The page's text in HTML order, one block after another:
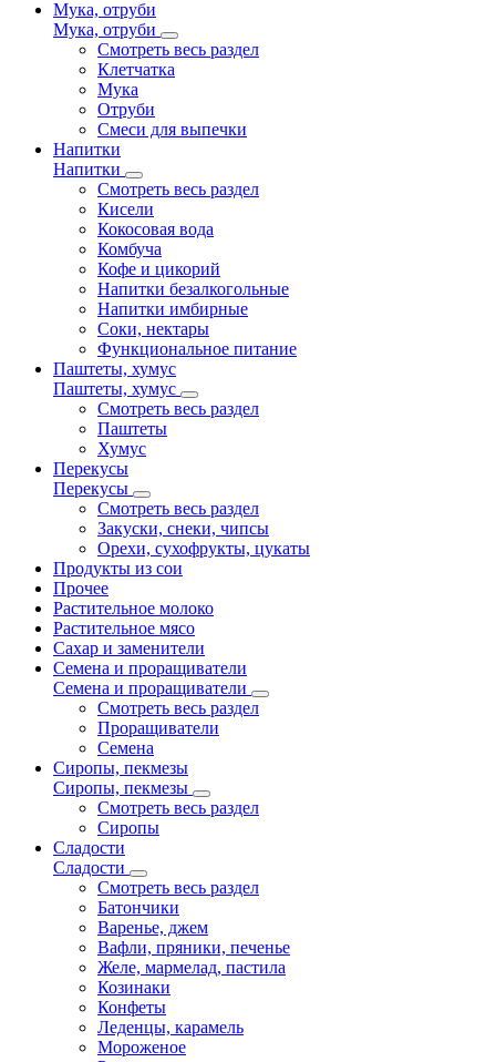
Мука, отруби
Мука, отруби
Смотреть весь раздел
Клетчатка
Мука
Отруби
Смеси для выпечки
Напитки
Напитки
Смотреть весь раздел
Кисели
Кокосовая вода
Комбуча
Кофе и цикорий
Напитки безалкогольные
Напитки имбирные
Соки, нектары
Функциональное питание
Паштеты, хумус
Паштеты, хумус
Смотреть весь раздел
Паштеты
Хумус
Перекусы
Перекусы
Смотреть весь раздел
Закуски, снеки, чипсы
Орехи, сухофрукты, цукаты
Продукты из сои
Прочее
Растительное молоко
Растительное мясо
Сахар и заменители
Семена и проращиватели
Семена и проращиватели
Смотреть весь раздел
Проращиватели
Семена
Сиропы, пекмезы
Сиропы, пекмезы
Смотреть весь раздел
Сиропы
Сладости
Сладости
Смотреть весь раздел
Батончики
Варенье, джем
Вафли, пряники, печенье
Желе, мармелад, пастила
Козинаки
Конфеты
Леденцы, карамель
Мороженое